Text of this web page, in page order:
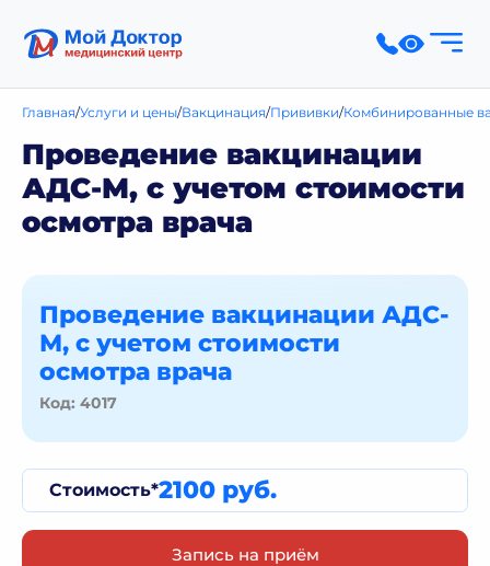
Главная Услуги и цены Вакцинация Прививки Комбинированные
Проведение вакцинации
АДС-М, с учетом стоимости
осмотра врача
Проведение вакцинации АДС-
М, с учетом стоимости
осмотра врача
Код: 4017
Стоимость*2100 руб.
Запись на приём